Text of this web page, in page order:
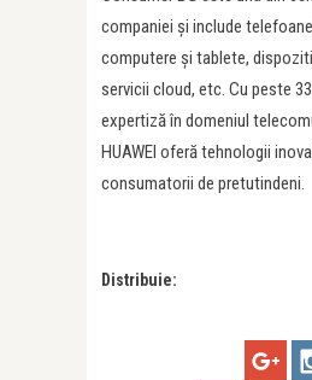
companiei și include
computere și tablete,
servicii cloud, etc. Cu peste
expertiză în domeniul
HUAWEI oferă tehnologii
consumatorii de pretutindeni.
Distribuie: